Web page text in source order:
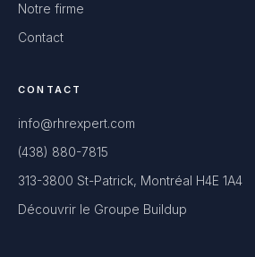
Notre firme
Contact
CONTACT
info@rhrexpert.com
(438) 880-7815
313-3800 St-Patrick, Montréal H4E 1A4
Découvrir le Groupe Buildup